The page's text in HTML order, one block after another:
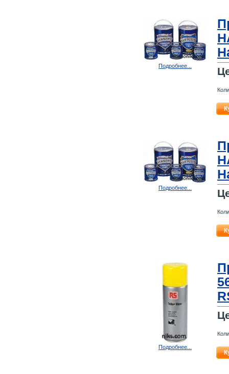
Подробнее...
Подробнее...
Подробнее...